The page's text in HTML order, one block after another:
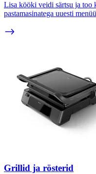
Lisa kööki veidi särtsu ja too
pastamasinatega uuesti
Grillid ja rösterid